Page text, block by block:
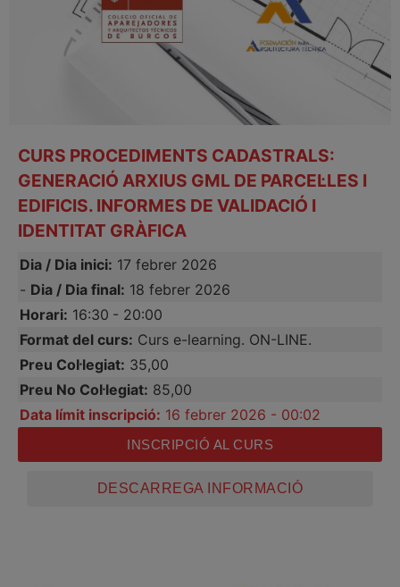
CURS PROCEDIMENTS CADASTRALS:
GENERACIÓ ARXIUS GML DE PARCEL·LES I
EDIFICIS. INFORMES DE VALIDACIÓ I
IDENTITAT GRÀFICA
Dia / Dia inici: 17 febrer 2026
- Dia / Dia final: 18 febrer 2026
Horari: 16:30 - 20:00
Format del curs: Curs e-learning. ON-LINE.
Preu Col·legiat: 35,00
Preu No Col·legiat: 85,00
Data límit inscripció: 16 febrer 2026 - 00:02
INSCRIPCIÓ AL CURS
DESCARREGA INFORMACIÓ